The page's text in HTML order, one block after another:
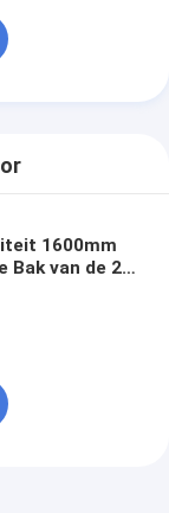
1600mm
Bak van de 24